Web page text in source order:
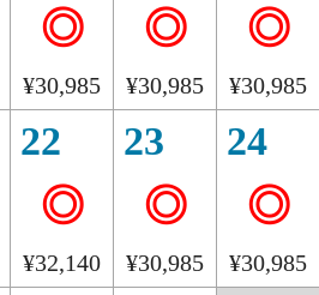
◎
¥30,985
◎
¥30,985
◎
¥30,985
22
◎
¥32,140
23
◎
¥30,985
24
◎
¥30,985